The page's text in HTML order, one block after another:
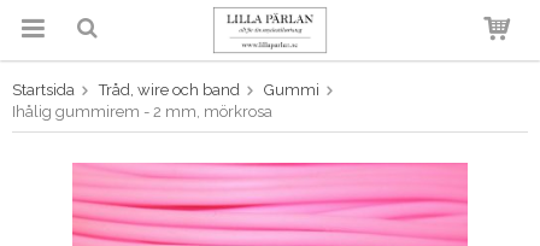
Produkten har blivit tillagd i
varukorgen
Startsida Tråd, wire och band
Gummi
Ihålig gummirem - 2 mm, mörkrosa